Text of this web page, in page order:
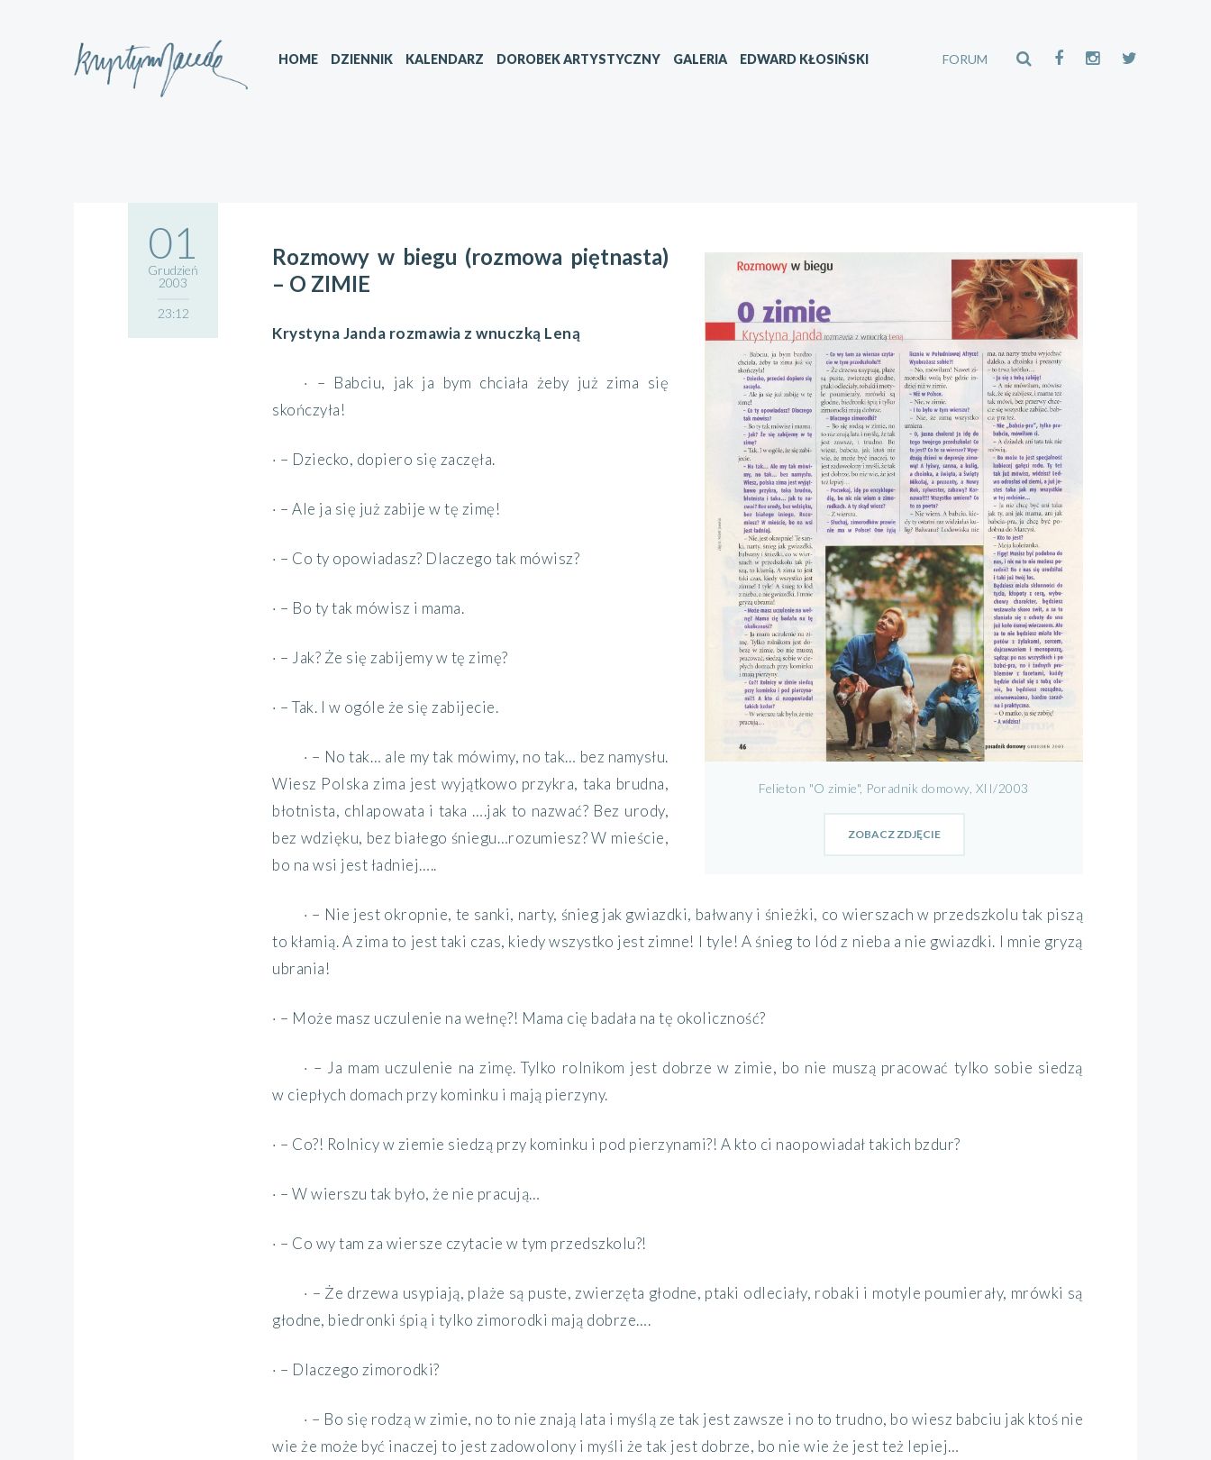
FORUM
HOME DZIENNIK KALENDARZ DOROBEK ARTYSTYCZNY GALERIA EDWARD KŁOSIŃSKI
01
Grudzień
2003
23:12
Felieton "O zimie", Poradnik domowy, XII/2003
ZOBACZ ZDJĘCIE
Rozmowy w biegu (rozmowa piętnasta)
– O ZIMIE
Krystyna Janda rozmawia z wnuczką Leną
· – Babciu, jak ja bym chciała żeby już zima się
skończyła!
· – Dziecko, dopiero się zaczęła.
· – Ale ja się już zabije w tę zimę!
· – Co ty opowiadasz? Dlaczego tak mówisz?
· – Bo ty tak mówisz i mama.
· – Jak? Że się zabijemy w tę zimę?
· – Tak. I w ogóle że się zabijecie.
· – No tak… ale my tak mówimy, no tak… bez namysłu.
Wiesz Polska zima jest wyjątkowo przykra, taka brudna,
błotnista, chlapowata i taka ….jak to nazwać? Bez urody,
bez wdzięku, bez białego śniegu…rozumiesz? W mieście,
bo na wsi jest ładniej…..
· – Nie jest okropnie, te sanki, narty, śnieg jak gwiazdki, bałwany i śnieżki, co wierszach w przedszkolu tak piszą
to kłamią. A zima to jest taki czas, kiedy wszystko jest zimne! I tyle! A śnieg to lód z nieba a nie gwiazdki. I mnie gryzą
ubrania!
· – Może masz uczulenie na wełnę?! Mama cię badała na tę okoliczność?
· – Ja mam uczulenie na zimę. Tylko rolnikom jest dobrze w zimie, bo nie muszą pracować tylko sobie siedzą
w ciepłych domach przy kominku i mają pierzyny.
· – Co?! Rolnicy w ziemie siedzą przy kominku i pod pierzynami?! A kto ci naopowiadał takich bzdur?
· – W wierszu tak było, że nie pracują…
· – Co wy tam za wiersze czytacie w tym przedszkolu?!
· – Że drzewa usypiają, plaże są puste, zwierzęta głodne, ptaki odleciały, robaki i motyle poumierały, mrówki są
głodne, biedronki śpią i tylko zimorodki mają dobrze….
· – Dlaczego zimorodki?
· – Bo się rodzą w zimie, no to nie znają lata i myślą ze tak jest zawsze i no to trudno, bo wiesz babciu jak ktoś nie
wie że może być inaczej to jest zadowolony i myśli że tak jest dobrze, bo nie wie że jest też lepiej…